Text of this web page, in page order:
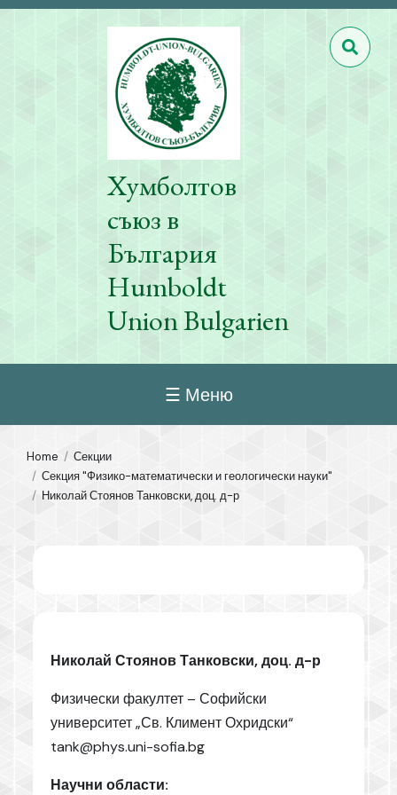
Хумболтов
съюз в
България
Humboldt
Union Bulgarien
☰ Меню
Home
Секции
Секция "Физико-математически и геологически науки"
Николай Стоянов Танковски, доц. д-р
Николай Стоянов Танковски, доц. д-р
Физически факултет – Софийски
университет „Св. Климент Охридски“
tank@phys.uni-sofia.bg
Научни области: